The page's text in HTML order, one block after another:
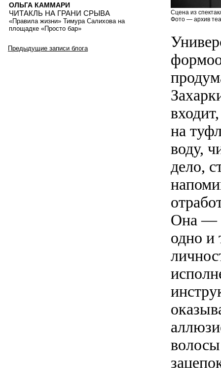
Сцена из
Фото — архив
на
воду,
дело,
Она —
одно и
ОЛЬГА КАММАРИ
ЧИТАКЛЬ НА ГРАНИ СРЫВА
«Правила жизни» Тимура Салихова на
площадке «Просто бар»
Предыдущие записи блога